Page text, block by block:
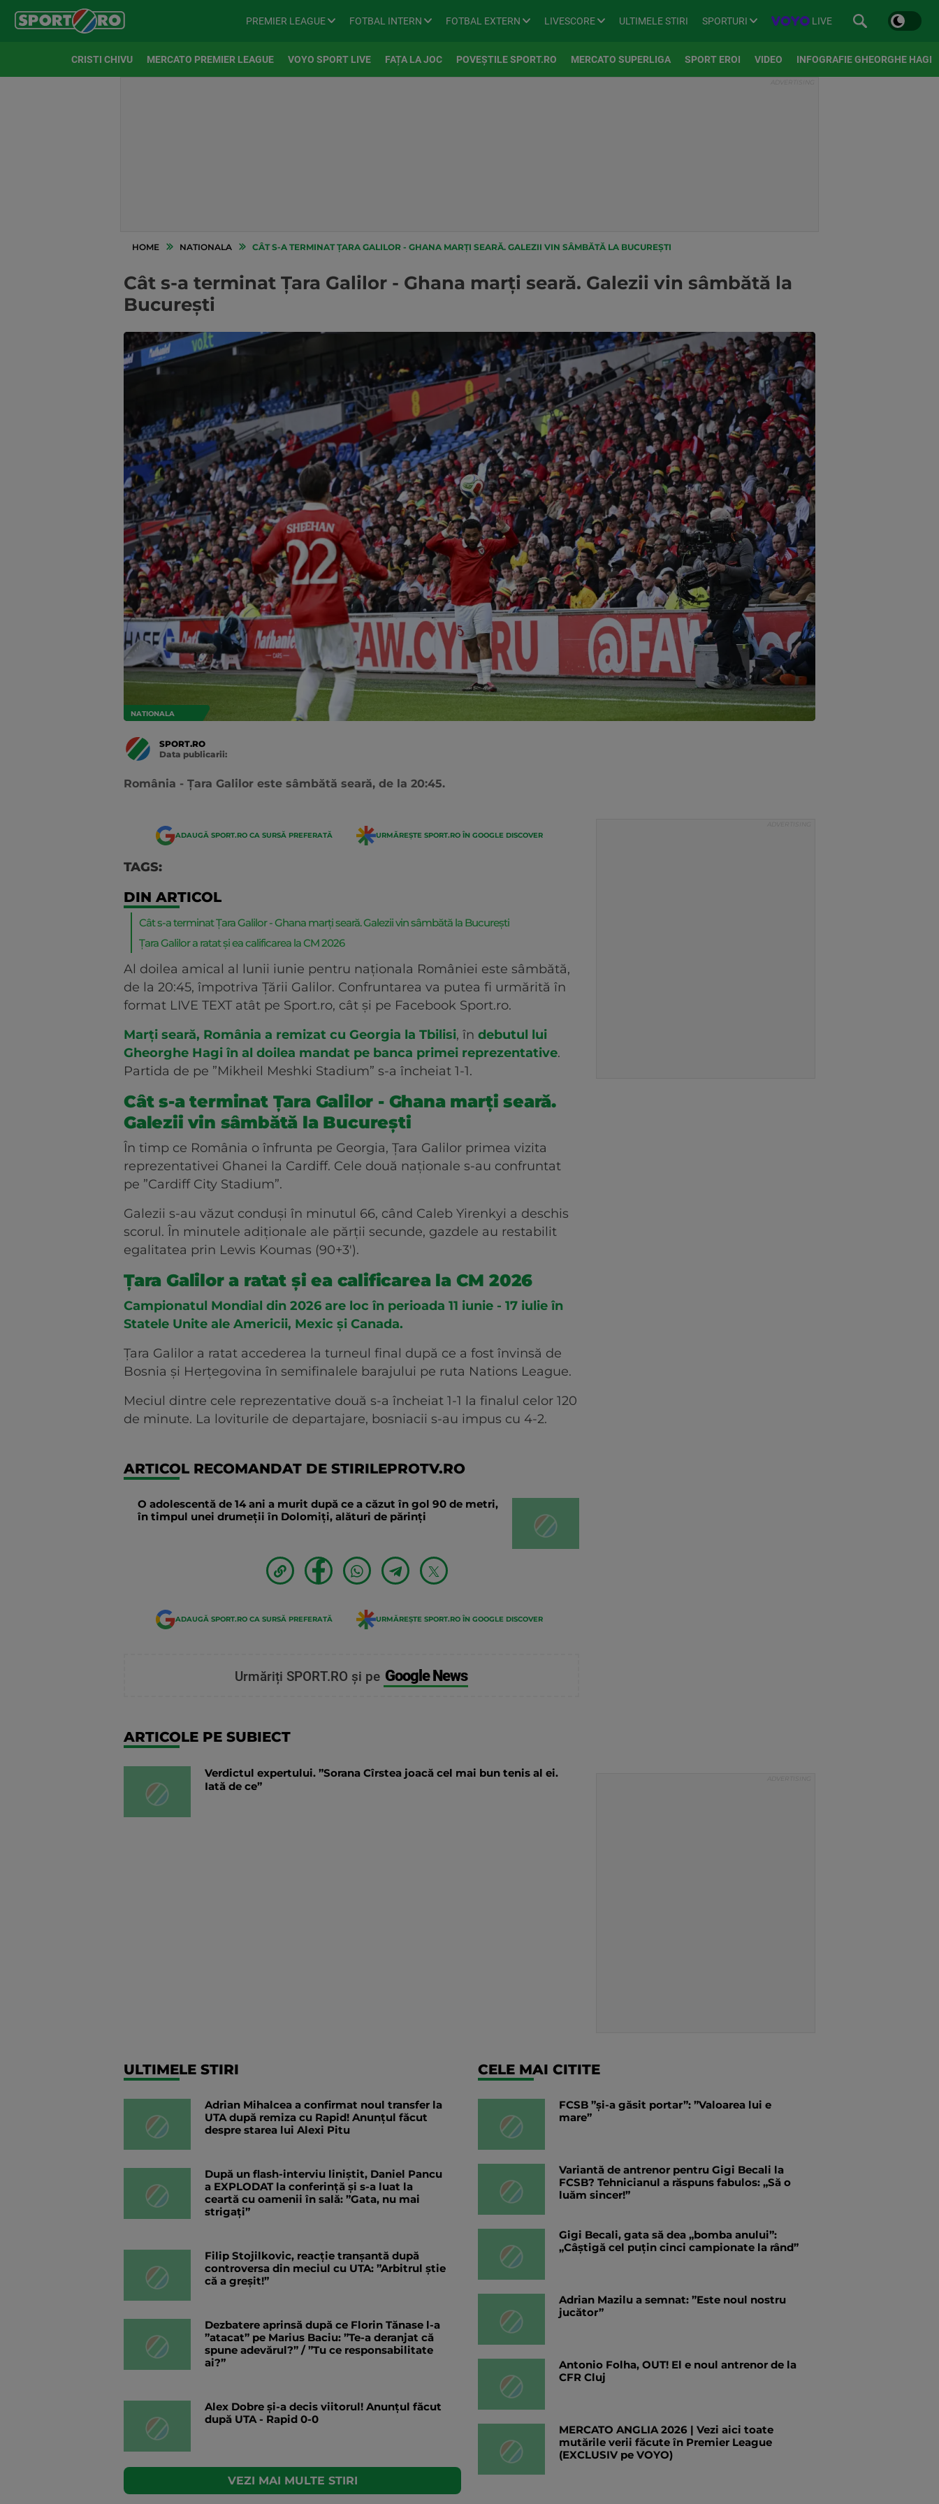
PREMIER LEAGUE FOTBAL INTERN FOTBAL EXTERN LIVESCORE ULTIMELE STIRI SPORTURI LIVE
CRISTI CHIVU MERCATO PREMIER LEAGUE VOYO SPORT LIVE FAȚA LA JOC POVEȘTILE SPORT.RO MERCATO SUPERLIGA SPORT EROI VIDEO INFOGRAFIE GHEORGHE HAGI
HOME NATIONALA CÂT S-A TERMINAT ȚARA GALILOR - GHANA MARȚI SEARĂ. GALEZII VIN SÂMBĂTĂ LA BUCUREȘTI
Cât s-a terminat Țara Galilor - Ghana marți seară. Galezii vin sâmbătă la
București
NATIONALA
SPORT.RO
Data publicarii:
România - Țara Galilor este sâmbătă seară, de la 20:45.
ADAUGĂ SPORT.RO CA SURSĂ PREFERATĂ URMĂREȘTE SPORT.RO ÎN GOOGLE DISCOVER
TAGS:
DIN ARTICOL
Cât s-a terminat Țara Galilor - Ghana marți seară. Galezii vin sâmbătă la București
Țara Galilor a ratat și ea calificarea la CM 2026
Al doilea amical al lunii iunie pentru naționala României este sâmbătă,
de la 20:45, împotriva Țării Galilor. Confruntarea va putea fi urmărită în
format LIVE TEXT atât pe Sport.ro, cât și pe Facebook Sport.ro.
Marți seară, România a remizat cu Georgia la Tbilisi, în debutul lui
Gheorghe Hagi în al doilea mandat pe banca primei reprezentative.
Partida de pe ”Mikheil Meshki Stadium” s-a încheiat 1-1.
Cât s-a terminat Țara Galilor - Ghana marți seară.
Galezii vin sâmbătă la București
În timp ce România o înfrunta pe Georgia, Țara Galilor primea vizita
reprezentativei Ghanei la Cardiff. Cele două naționale s-au confruntat
pe ”Cardiff City Stadium”.
Galezii s-au văzut conduși în minutul 66, când Caleb Yirenkyi a deschis
scorul. În minutele adiționale ale părții secunde, gazdele au restabilit
egalitatea prin Lewis Koumas (90+3').
Țara Galilor a ratat și ea calificarea la CM 2026
Campionatul Mondial din 2026 are loc în perioada 11 iunie - 17 iulie în
Statele Unite ale Americii, Mexic și Canada.
Țara Galilor a ratat accederea la turneul final după ce a fost învinsă de
Bosnia și Herțegovina în semifinalele barajului pe ruta Nations League.
Meciul dintre cele reprezentative două s-a încheiat 1-1 la finalul celor 120
de minute. La loviturile de departajare, bosniacii s-au impus cu 4-2.
ARTICOL RECOMANDAT DE STIRILEPROTV.RO
O adolescentă de 14 ani a murit după ce a căzut în gol 90 de metri,
în timpul unei drumeții în Dolomiți, alături de părinți
ADAUGĂ SPORT.RO CA SURSĂ PREFERATĂ URMĂREȘTE SPORT.RO ÎN GOOGLE DISCOVER
Urmăriți SPORT.RO și pe Google News
ARTICOLE PE SUBIECT
Verdictul expertului. ”Sorana Cîrstea joacă cel mai bun tenis al ei.
Iată de ce”
ULTIMELE STIRI
Adrian Mihalcea a confirmat noul transfer la
UTA după remiza cu Rapid! Anunțul făcut
despre starea lui Alexi Pitu
După un flash-interviu liniștit, Daniel Pancu
a EXPLODAT la conferință și s-a luat la
ceartă cu oamenii în sală: ”Gata, nu mai
strigați”
Filip Stojilkovic, reacție tranșantă după
controversa din meciul cu UTA: ”Arbitrul știe
că a greșit!”
Dezbatere aprinsă după ce Florin Tănase l-a
”atacat” pe Marius Baciu: ”Te-a deranjat că
spune adevărul?” / ”Tu ce responsabilitate
ai?”
Alex Dobre și-a decis viitorul! Anunțul făcut
după UTA - Rapid 0-0
VEZI MAI MULTE STIRI
CELE MAI CITITE
FCSB ”și-a găsit portar”: ”Valoarea lui e
mare”
Variantă de antrenor pentru Gigi Becali la
FCSB? Tehnicianul a răspuns fabulos: „Să o
luăm sincer!”
Gigi Becali, gata să dea „bomba anului”:
„Câștigă cel puțin cinci campionate la rând”
Adrian Mazilu a semnat: ”Este noul nostru
jucător”
Antonio Folha, OUT! El e noul antrenor de la
CFR Cluj
MERCATO ANGLIA 2026 | Vezi aici toate
mutările verii făcute în Premier League
(EXCLUSIV pe VOYO)